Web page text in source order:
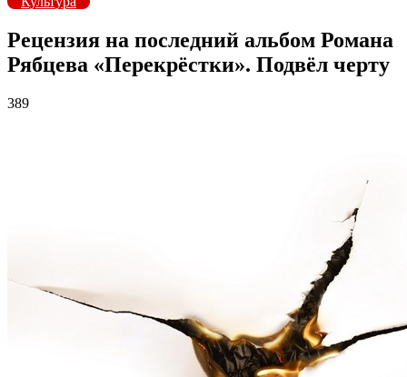
Рецензия на последний альбом Романа
Рябцева «Перекрёстки». Подвёл черту
389